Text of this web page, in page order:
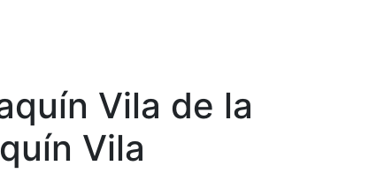
Vila de la
Vila